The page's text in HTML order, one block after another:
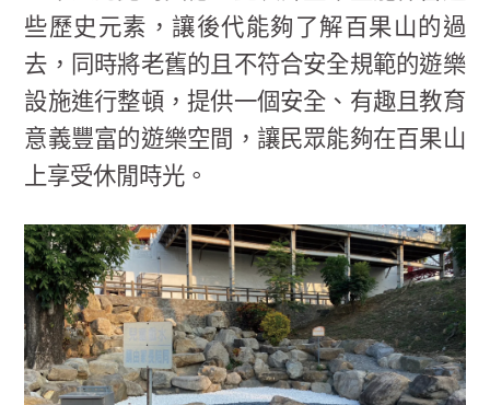
些歷史元素，讓後代能夠了解百果山的過
去，同時將老舊的且不符合安全規範的遊樂
設施進行整頓，提供一個安全、有趣且教育
意義豐富的遊樂空間，讓民眾能夠在百果山
上享受休閒時光。